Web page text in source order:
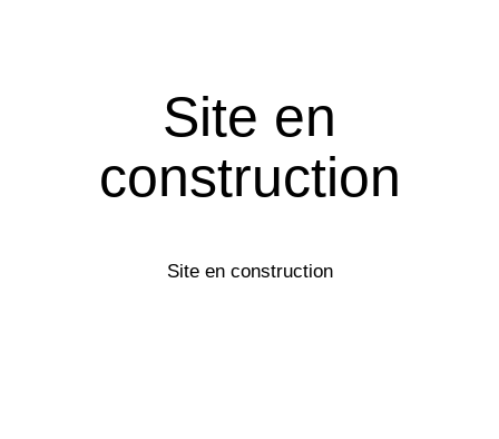
Site en
construction
Site en construction